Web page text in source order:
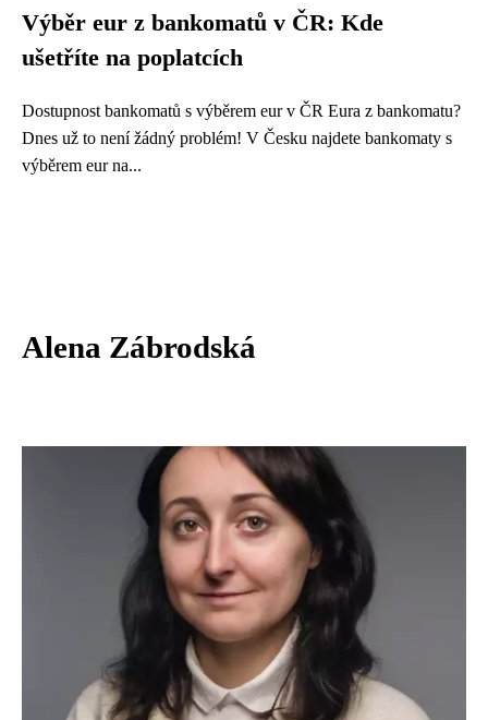
Výběr eur z bankomatů v ČR: Kde
ušetříte na poplatcích
Dostupnost bankomatů s výběrem eur v ČR Eura z bankomatu?
Dnes už to není žádný problém! V Česku najdete bankomaty s
výběrem eur na...
Alena Zábrodská